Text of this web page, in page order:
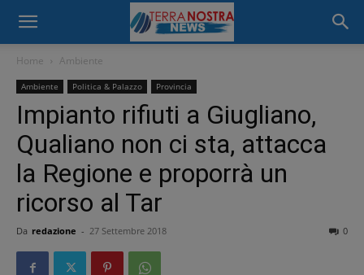
Home Ambiente
Ambiente Politica & Palazzo Provincia
Impianto rifiuti a Giugliano,
Qualiano non ci sta, attacca
la Regione e proporrà un
ricorso al Tar
Da redazione - 27 Settembre 2018 0